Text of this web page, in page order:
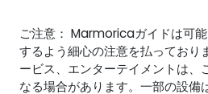
ご注意： Marmoricaガイドは可
するよう細心の注意を払っており
ービス、エンターテイメントは、
なる場合があります。一部の設備